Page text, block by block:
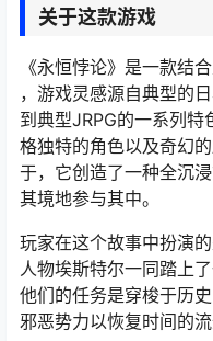
关于这款游戏
《永恒悖论》是一款结
，游戏灵感源自典型的
到典型JRPG的一系列
格独特的角色以及奇幻
于，它创造了一种全沉
其境地参与其中。
玩家在这个故事中扮演
人物埃斯特尔一同踏上
他们的任务是穿梭于历
邪恶势力以恢复时间的流